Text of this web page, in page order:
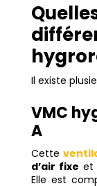
Il existe
VMC
A
Cette
d’air fixe et
Elle est